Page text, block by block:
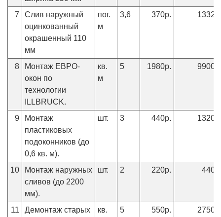
7
Слив наружный
оцинкованный
окрашенный 110
мм
пог.
м
3,6 370р.
8
Монтаж ЕВРО-
окон по
технологии
ILLBRUCK.
кв.
м
5 1980р.
9
Монтаж
пластиковых
подоконников (до
0,6 кв. м).
шт. 3 440р.
10
Монтаж наружных
сливов (до 2200
мм).
шт. 2 220р.
11
Демонтаж старых
кв.
5 550р.